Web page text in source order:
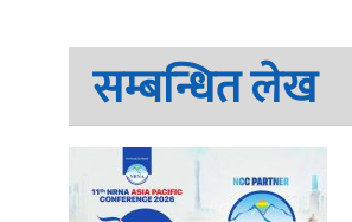
सम्बन्धित लेख